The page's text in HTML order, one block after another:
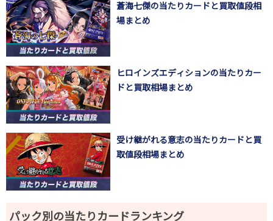
蒼海七傑の当たりカードと買取値段相
場まとめ
ヒロインズエディションの当たりカー
ドと買取相場まとめ
受け継がれる意志の当たりカードと買
取値段相場まとめ
パック別の当たりカードランキング